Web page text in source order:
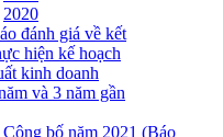
2020
đánh giá về kết
hiện kế hoạch
kinh doanh
và 3 năm gần
Công bố năm 2021 (Báo